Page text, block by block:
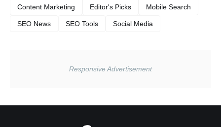
Content Marketing Editor's Picks Mobile Search
SEO News SEO Tools Social Media